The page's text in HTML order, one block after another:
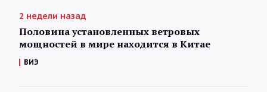
2 недели назад
Половина установленных ветровых
мощностей в мире находится в Китае
ВИЭ